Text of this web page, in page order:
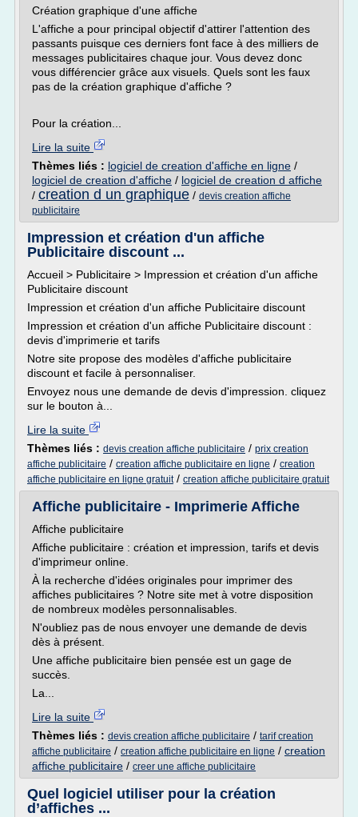
Création graphique d'une affiche
L'affiche a pour principal objectif d'attirer l'attention des
passants puisque ces derniers font face à des milliers de
messages publicitaires chaque jour. Vous devez donc
vous différencier grâce aux visuels. Quels sont les faux
pas de la création graphique d'affiche ?
Pour la création...
Lire la suite
Thèmes liés : logiciel de creation d'affiche en ligne /
logiciel de creation d'affiche / logiciel de creation d affiche
/ creation d un graphique / devis creation affiche
publicitaire
Impression et création d'un affiche
Publicitaire discount ...
Accueil > Publicitaire > Impression et création d'un affiche
Publicitaire discount
Impression et création d'un affiche Publicitaire discount
Impression et création d'un affiche Publicitaire discount :
devis d'imprimerie et tarifs
Notre site propose des modèles d'affiche publicitaire
discount et facile à personnaliser.
Envoyez nous une demande de devis d'impression. cliquez
sur le bouton à...
Lire la suite
Thèmes liés : devis creation affiche publicitaire / prix creation
affiche publicitaire / creation affiche publicitaire en ligne / creation
affiche publicitaire en ligne gratuit/ creation affiche publicitaire gratuit
Affiche publicitaire - Imprimerie Affiche
Affiche publicitaire
Affiche publicitaire : création et impression, tarifs et devis
d'imprimeur online.
À la recherche d'idées originales pour imprimer des
affiches publicitaires ? Notre site met à votre disposition
de nombreux modèles personnalisables.
N'oubliez pas de nous envoyer une demande de devis
dès à présent.
Une affiche publicitaire bien pensée est un gage de
succès.
La...
Lire la suite
Thèmes liés : devis creation affiche publicitaire / tarif creation
affiche publicitaire / creation affiche publicitaire en ligne / creation
affiche publicitaire / creer une affiche publicitaire
Quel logiciel utiliser pour la création
d’affiches ...